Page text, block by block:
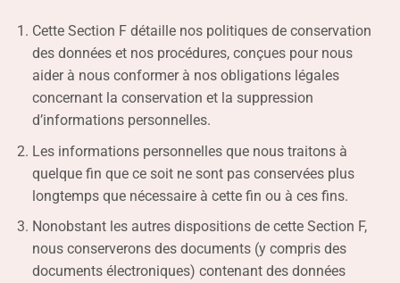
Cette Section F détaille nos politiques de conservation
des données et nos procédures, conçues pour nous
aider à nous conformer à nos obligations légales
concernant la conservation et la suppression
d’informations personnelles.
Les informations personnelles que nous traitons à
quelque fin que ce soit ne sont pas conservées plus
longtemps que nécessaire à cette fin ou à ces fins.
Nonobstant les autres dispositions de cette Section F,
nous conserverons des documents (y compris des
documents électroniques) contenant des données